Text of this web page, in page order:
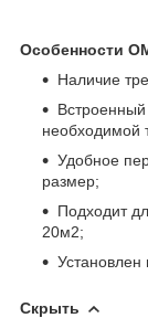
Особенности
Наличие
необходимой
Удобное
размер;
Подходит
20м2;
Установлен
Скрыть